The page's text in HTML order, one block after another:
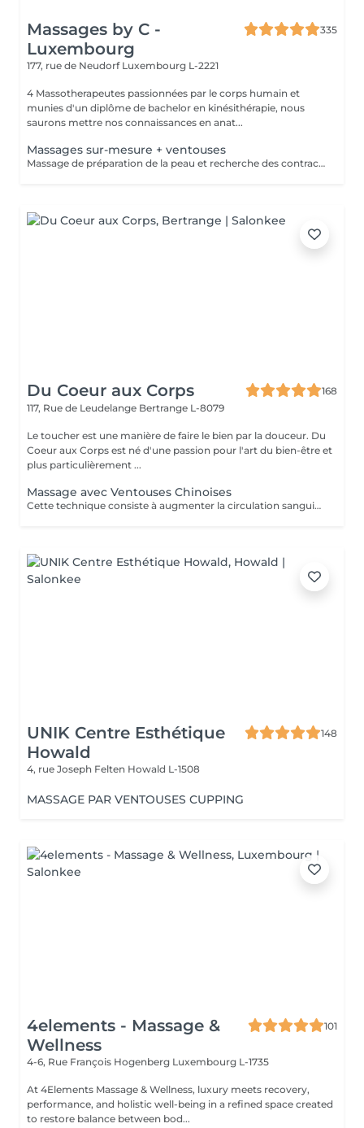
Massages by C -
Luxembourg
335
177, rue de Neudorf Luxembourg L-2221
4 Massotherapeutes passionnées par le corps humain et
munies d'un diplôme de bachelor en kinésithérapie, nous
saurons mettre nos connaissances en anat...
Massages sur-mesure + ventouses
Massage de préparation de la peau et recherche des contractures suivis pas la pose des ventouses. Le vide est créé à l'aide d'une flamme, aucune sensation de chaud n'est ressentie durant le procédé et la technique est peu douloureuse. Le but de la cupping therapy est de soulager les tensions musculaires tout en promouvant la circulation sanguine et lymphatique.
Du Coeur aux Corps
168
117, Rue de Leudelange Bertrange L-8079
Le toucher est une manière de faire le bien par la douceur. Du
Coeur aux Corps est né d'une passion pour l'art du bien-être et
plus particulièrement ...
Massage avec Ventouses Chinoises
Cette technique consiste à augmenter la circulation sanguine. L'objectif est de créer un effet de succion qui favorisera la décongestion des tissus, l'évacuation des toxines et la mobilité des tissus. Prioritairement, cette pratique s'effectue sur le dos.
UNIK Centre Esthétique
Howald
148
4, rue Joseph Felten Howald L-1508
MASSAGE PAR VENTOUSES CUPPING
4elements - Massage &
Wellness
101
4-6, Rue François Hogenberg Luxembourg L-1735
At 4Elements Massage & Wellness, luxury meets recovery,
performance, and holistic well-being in a refined space created
to restore balance between bod...